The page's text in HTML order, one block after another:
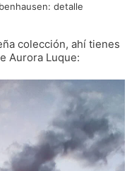
detalle
colección, ahí tienes
Aurora Luque: